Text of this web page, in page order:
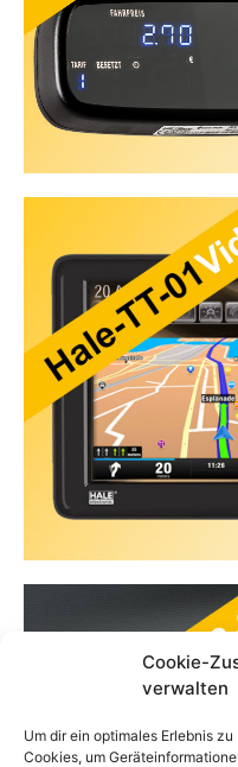
Cookie-
verwalten
Um dir ein optimales Erlebnis
Cookies, um